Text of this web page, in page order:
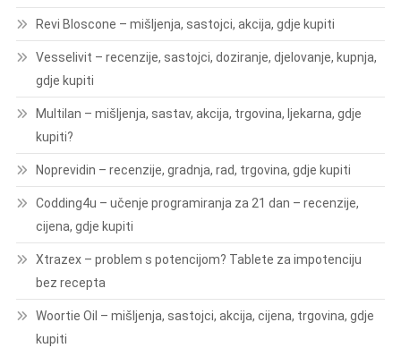
Revi Bloscone – mišljenja, sastojci, akcija, gdje kupiti
Vesselivit – recenzije, sastojci, doziranje, djelovanje, kupnja,
gdje kupiti
Multilan – mišljenja, sastav, akcija, trgovina, ljekarna, gdje
kupiti?
Noprevidin – recenzije, gradnja, rad, trgovina, gdje kupiti
Codding4u – učenje programiranja za 21 dan – recenzije,
cijena, gdje kupiti
Xtrazex – problem s potencijom? Tablete za impotenciju
bez recepta
Woortie Oil – mišljenja, sastojci, akcija, cijena, trgovina, gdje
kupiti